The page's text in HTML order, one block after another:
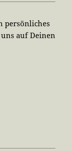
persönliches
auf Deinen